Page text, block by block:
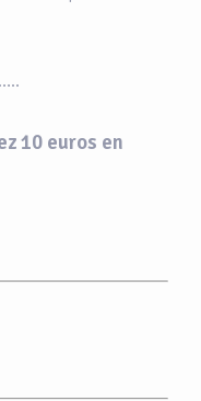
10 euros en